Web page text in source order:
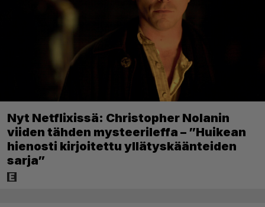
Nyt Netflixissä: Christopher Nolanin
viiden tähden mysteerileffa – ”Huikean
hienosti kirjoitettu yllätyskäänteiden
sarja”